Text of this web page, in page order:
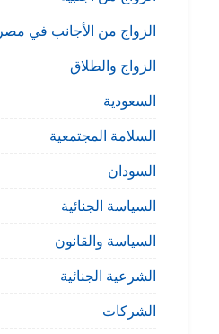
الزواج من الأجانب في مصر
الزواج والطلاق
السعودية
السلامة المجتمعية
السودان
السياسة الجنائية
السياسة والقانون
الشرعية الجنائية
الشركات